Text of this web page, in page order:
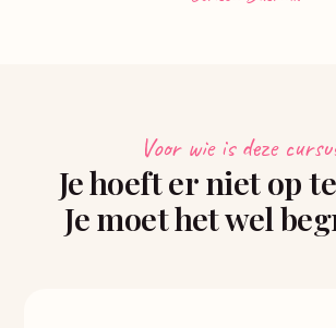
Voor wie is deze
Je hoeft er niet op
Je moet het wel